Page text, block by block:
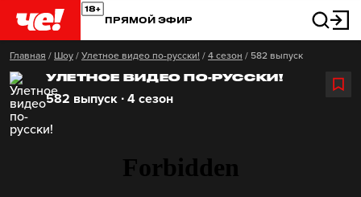
ПРЯМОЙ ЭФИР
Главная / Шоу / Улетное видео по-русски! / 4 сезон / 582 выпуск
УЛЕТНОЕ ВИДЕО ПО-РУССКИ!
582 выпуск ∙ 4 сезон